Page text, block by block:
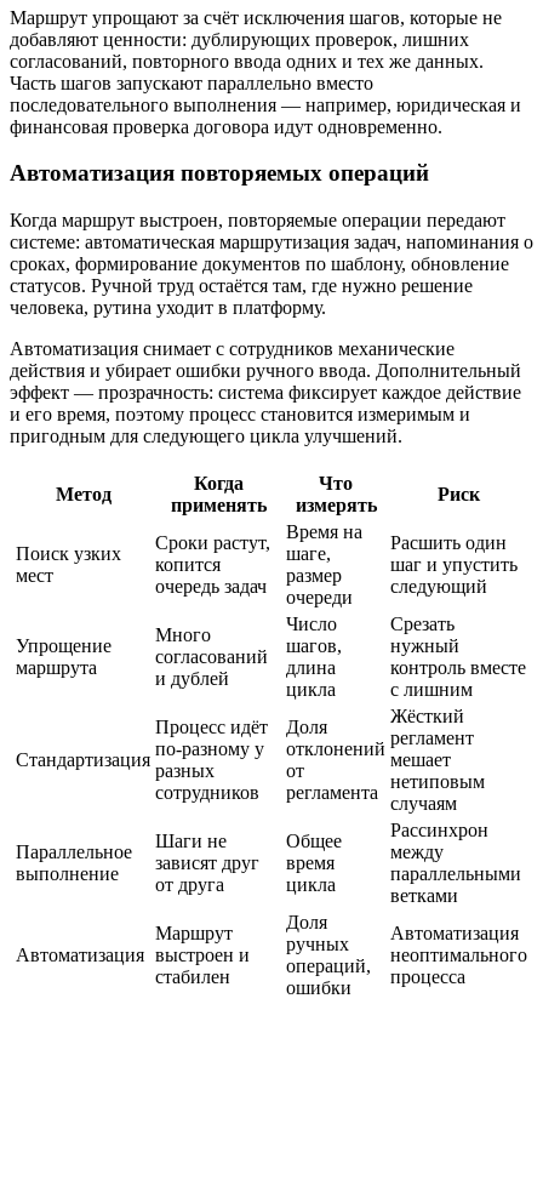
Маршрут упрощают за счёт исключения шагов, которые не
добавляют ценности: дублирующих проверок, лишних
согласований, повторного ввода одних и тех же данных.
Часть шагов запускают параллельно вместо
последовательного выполнения — например, юридическая и
финансовая проверка договора идут одновременно.
Автоматизация повторяемых операций
Когда маршрут выстроен, повторяемые операции передают
системе: автоматическая маршрутизация задач, напоминания о
сроках, формирование документов по шаблону, обновление
статусов. Ручной труд остаётся там, где нужно решение
человека, рутина уходит в платформу.
Автоматизация снимает с сотрудников механические
действия и убирает ошибки ручного ввода. Дополнительный
эффект — прозрачность: система фиксирует каждое действие
и его время, поэтому процесс становится измеримым и
пригодным для следующего цикла улучшений.
Метод
Когда
применять
Что
измерять
Риск
Поиск узких
мест
Сроки растут,
копится
очередь задач
Время на
шаге,
размер
очереди
Расшить один
шаг и упустить
следующий
Упрощение
маршрута
Много
согласований
и дублей
Число
шагов,
длина
цикла
Срезать
нужный
контроль вместе
с лишним
Стандартизация
Процесс идёт
по-разному у
разных
сотрудников
Доля
отклонений
от
регламента
Жёсткий
регламент
мешает
нетиповым
случаям
Параллельное
выполнение
Шаги не
зависят друг
от друга
Общее
время
цикла
Рассинхрон
между
параллельными
ветками
Автоматизация
Маршрут
выстроен и
стабилен
Доля
ручных
операций,
ошибки
Автоматизация
неоптимального
процесса